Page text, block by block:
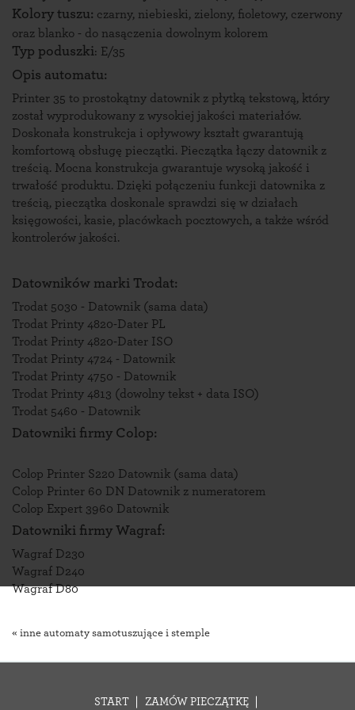
Kolory tuszu: czarny, niebieski, zielony, fioletowy, czerwony
oraz blanko - do nasączenia dowolnym kolorem
Typ poduszki: E/35
Opis automatu:
Printer 35 to prostokątny datownik z płytką tekstową, który
został wyprodukowany z wysokiej jakości materiałów.
Doskonała konstrukcja i opływowy kształt gwarantują
komfortową obsługę pieczątki. Pieczątka łączy datownik z
treścią. Mocna konstrukcja gwarantuje wysoką jakość i
trwałość produktu. Dzięki połączeniu funkcji datownika z
treścią, pieczątka doskonale sprawdzi się w działach
księgowości, kasie, placówkach pocztowych, a także wśród
kontrolerów jakości.
Datowników marki Trodat:
Trodat 5030 - Datownik (sama data)
Trodat Printy 4820-Dater PL
Trodat Printy 4820-Dater ISO
Trodat Printy 4724 - Datownik
Trodat Printy 4750 - Datownik
Trodat Printy 4813 (dowolny tekst + data ISO)
Trodat 5460 - Datownik
Datowniki firmy Colop:
Colop Printer S220 Datownik (sama data)
Colop Printer 60 DN Datownik z numeratorem
Colop Expert 3960 Datownik
Datowniki firmy Wagraf:
Wagraf D230
Wagraf D240
Wagraf D80
« inne automaty samotuszujące i stemple
START ZAMÓW PIECZĄTKĘ